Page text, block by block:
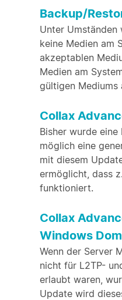
Backup/
Unter Umständen
keine Medien am
akzeptablen
Medien am
gültigen Mediums
Collax
Bisher wurde
möglich eine
mit diesem
ermöglicht, dass
funktioniert.
Collax
Windows
Wenn der Server
nicht für L2TP-
erlaubt waren,
Update wird